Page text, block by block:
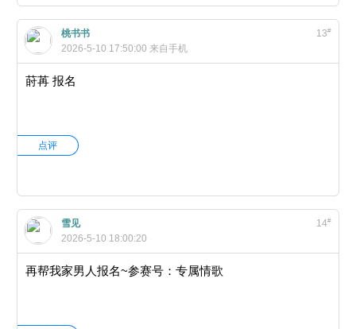
13#
桃书书
2026-5-10 17:50:00来自手机
莳苒 报名
点评
14#
雪见
2026-5-10 18:00:20
再帮我家男人报名~参赛号：专属情歌